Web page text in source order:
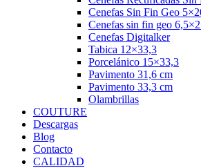
Cenefas Sin Fin Geo
Cenefas sin fin geo
Cenefas Digitalker
Tabica 12×33,3
Porcelánico 15×33,3
Pavimento 31,6 cm
Pavimento 33,3 cm
Olambrillas
COUTURE
Descargas
Blog
Contacto
CALIDAD